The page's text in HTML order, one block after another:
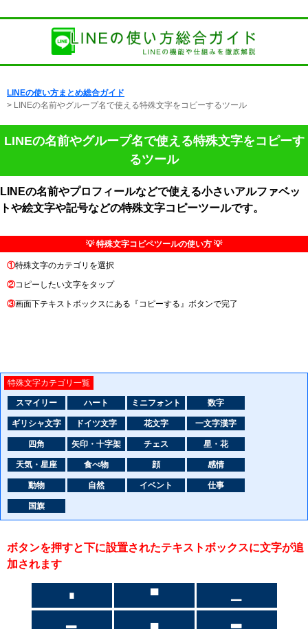
LINEの使い方まとめ総合ガイド
> LINEの名前やグループ名で使える特殊文字をコピーするツール
LINEの名前やグループ名で使える特殊文字をコピーす
るツール
LINEの名前やプロフィールなどで使える小さいアルファベッ
トや絵文字や記号などの特殊文字コピーツールです。
💡 特殊文字コピペツールの使い方 💡
①特殊文字のカテゴリを選択
②コピーしたい文字をタップ
③画面下テキストボックスにある『コピーする』ボタンで完了
特殊文字カテゴリ一覧
スマイリー ハート ミニフォント 数字
ギリシャ文字 ドイツ文字 花文字 一文字漢字
四角 矢印・十字架 チェス 星・花
天気・星座 食べ物 顔 感情
動物 自然 イベント 仕事
国旗
ボタンを押すと下に設置されたテキストボックスに文字が追
加されます
∎ ▀
▂ ▄ ▃